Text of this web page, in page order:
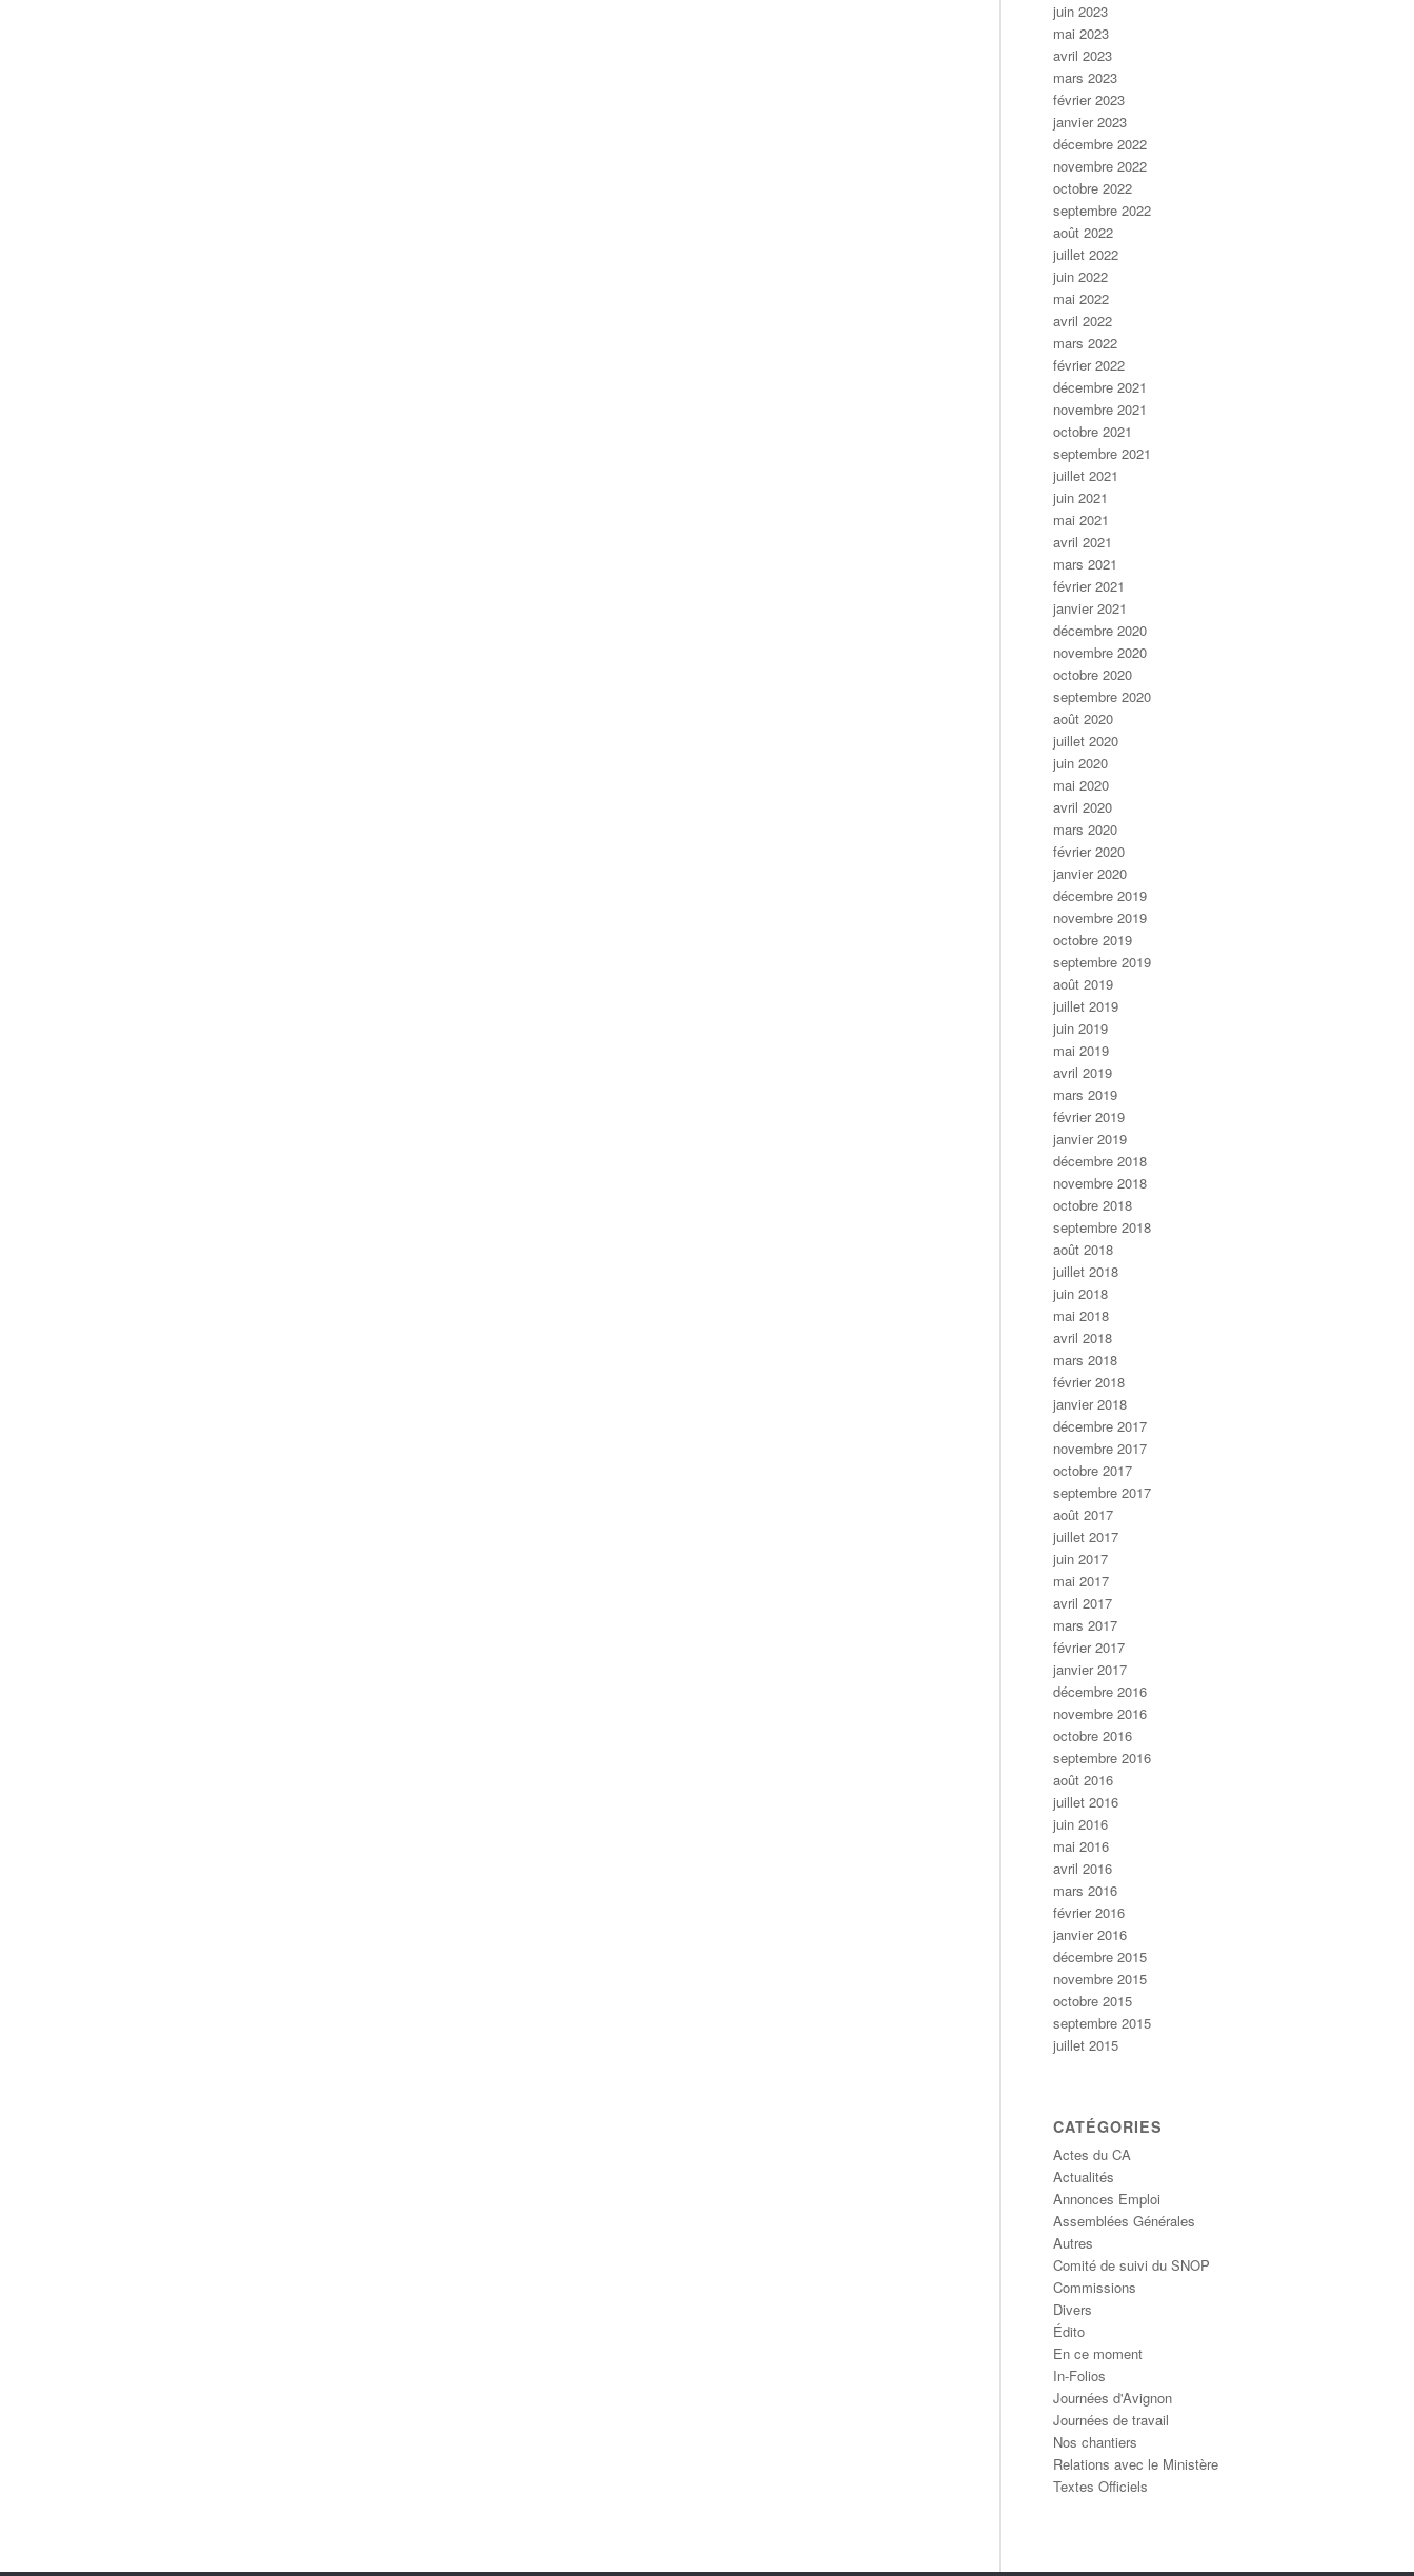
juin 2023
mai 2023
avril 2023
mars 2023
février 2023
janvier 2023
décembre 2022
novembre 2022
octobre 2022
septembre 2022
août 2022
juillet 2022
juin 2022
mai 2022
avril 2022
mars 2022
février 2022
décembre 2021
novembre 2021
octobre 2021
septembre 2021
juillet 2021
juin 2021
mai 2021
avril 2021
mars 2021
février 2021
janvier 2021
décembre 2020
novembre 2020
octobre 2020
septembre 2020
août 2020
juillet 2020
juin 2020
mai 2020
avril 2020
mars 2020
février 2020
janvier 2020
décembre 2019
novembre 2019
octobre 2019
septembre 2019
août 2019
juillet 2019
juin 2019
mai 2019
avril 2019
mars 2019
février 2019
janvier 2019
décembre 2018
novembre 2018
octobre 2018
septembre 2018
août 2018
juillet 2018
juin 2018
mai 2018
avril 2018
mars 2018
février 2018
janvier 2018
décembre 2017
novembre 2017
octobre 2017
septembre 2017
août 2017
juillet 2017
juin 2017
mai 2017
avril 2017
mars 2017
février 2017
janvier 2017
décembre 2016
novembre 2016
octobre 2016
septembre 2016
août 2016
juillet 2016
juin 2016
mai 2016
avril 2016
mars 2016
février 2016
janvier 2016
décembre 2015
novembre 2015
octobre 2015
septembre 2015
juillet 2015
CATÉGORIES
Actes du CA
Actualités
Annonces Emploi
Assemblées Générales
Autres
Comité de suivi du SNOP
Commissions
Divers
Édito
En ce moment
In-Folios
Journées d'Avignon
Journées de travail
Nos chantiers
Relations avec le Ministère
Textes Officiels